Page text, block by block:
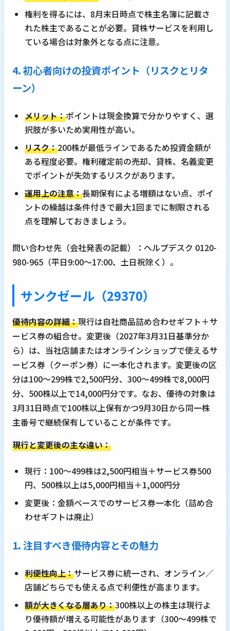
権利を得るには、8月末日時点で株主名簿に記載さ
れた株主であることが必要。貸株サービスを利用し
ている場合は対象外となる点に注意。
4. 初心者向けの投資ポイント（リスクとリタ
ーン）
メリット：ポイントは現金換算で分かりやすく、選
択肢が多いため実用性が高い。
リスク：200株が最低ラインであるため投資金額が
ある程度必要。権利確定前の売却、貸株、名義変更
でポイントが失効するリスクがあります。
運用上の注意：長期保有による増額はない点、ポイ
ントの繰越は条件付きで最大1回までに制限される
点を理解しておきましょう。
問い合わせ先（会社発表の記載）：ヘルプデスク 0120-
980-965（平日9:00～17:00、土日祝除く）。
サンクゼール（29370）
優待内容の詳細：現行は自社商品詰め合わせギフト＋サ
ービス券の組合せ。変更後（2027年3月31日基準分か
ら）は、当社店舗またはオンラインショップで使えるサ
ービス券（クーポン券）に一本化されます。変更後の区
分は100～299株で2,500円分、300～499株で8,000円
分、500株以上で14,000円分です。なお、優待の対象は
3月31日時点で100株以上保有かつ9月30日から同一株
主番号で継続保有していることが条件です。
現行と変更後の主な違い：
現行：100～499株は2,500円相当＋サービス券500
円、500株以上は5,000円相当＋1,000円分
変更後：金額ベースでのサービス券一本化（詰め合
わせギフトは廃止）
1. 注目すべき優待内容とその魅力
利便性向上：サービス券に統一され、オンライン／
店舗どちらでも使える点で利便性が高まります。
額が大きくなる層あり：300株以上の株主は現行よ
り優待額が増える可能性があります（300～499株で